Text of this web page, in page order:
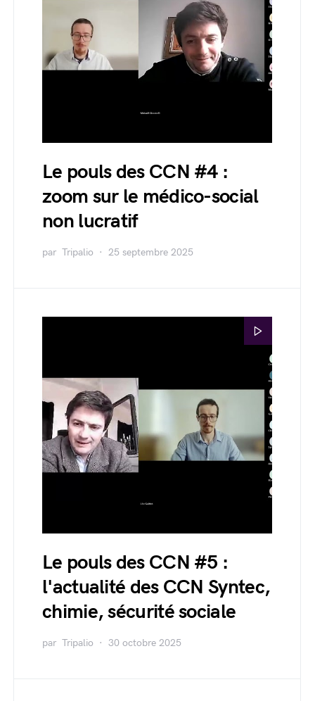
Le pouls des CCN #4 :
zoom sur le médico-social
non lucratif
par Tripalio 25 septembre 2025
Le pouls des CCN #5 :
l'actualité des CCN Syntec,
chimie, sécurité sociale
par Tripalio 30 octobre 2025